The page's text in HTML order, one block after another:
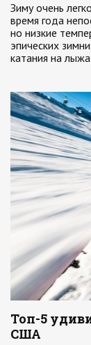
Зиму очень
время года
но низкие
эпических
катания на
Топ-5
США